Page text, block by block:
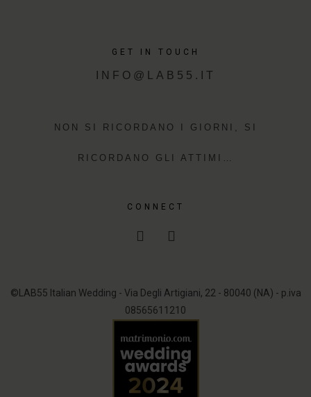
GET IN TOUCH
INFO@LAB55.IT
NON SI RICORDANO I GIORNI, SI
RICORDANO GLI ATTIMI…
CONNECT
©LAB55 Italian Wedding - Via Degli Artigiani, 22 - 80040 (NA) - p.iva
08565611210